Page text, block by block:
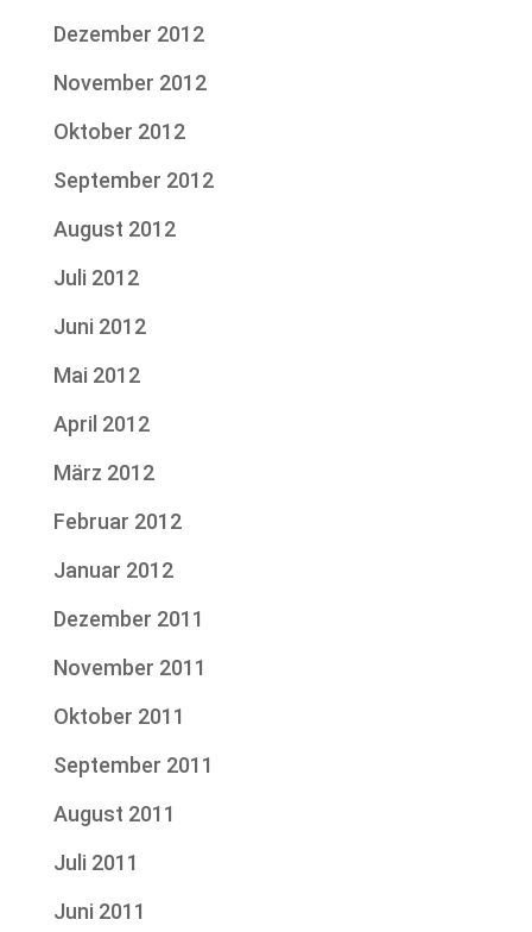
Dezember 2012
November 2012
Oktober 2012
September 2012
August 2012
Juli 2012
Juni 2012
Mai 2012
April 2012
März 2012
Februar 2012
Januar 2012
Dezember 2011
November 2011
Oktober 2011
September 2011
August 2011
Juli 2011
Juni 2011